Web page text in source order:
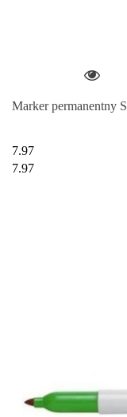
Marker permanentny
7.97
7.97